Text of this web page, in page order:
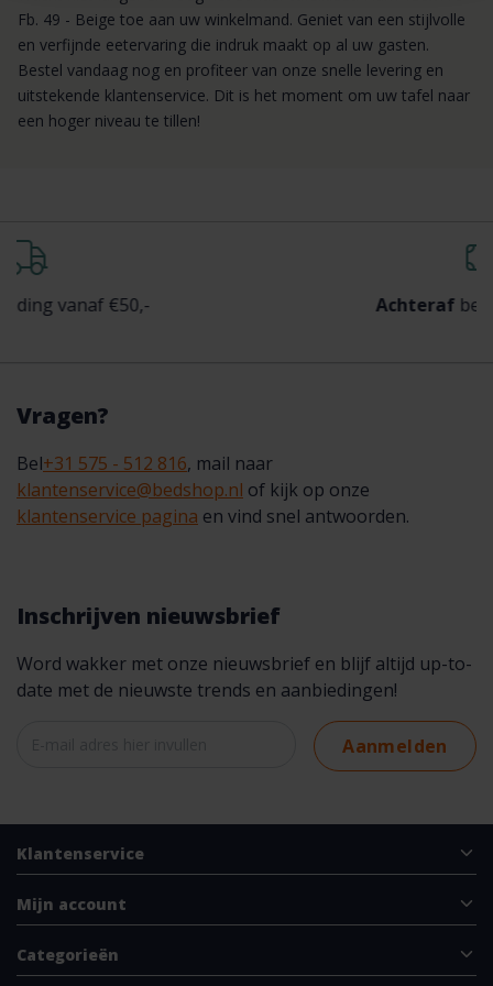
Fb. 49 - Beige toe aan uw winkelmand. Geniet van een stijlvolle
en verfijnde eetervaring die indruk maakt op al uw gasten.
Bestel vandaag nog en profiteer van onze snelle levering en
uitstekende klantenservice. Dit is het moment om uw tafel naar
een hoger niveau te tillen!
€50,- betalen
Vragen?
Bel+31 575 - 512 816, mail naar
klantenservice@bedshop.nl of kijk op onze
klantenservice pagina en vind snel antwoorden.
Inschrijven nieuwsbrief
Word wakker met onze nieuwsbrief en blijf altijd up-to-
date met de nieuwste trends en aanbiedingen!
Aanmelden
Klantenservice
Mijn account
Categorieën